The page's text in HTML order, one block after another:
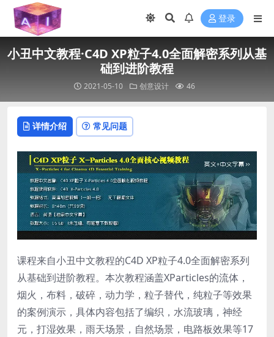
登录
小丑中文教程·C4D XP粒子4.0全面解密系列从基
础到进阶教程
2021-05-10 创意设计 46
详情介绍 常见问题
课程来自小丑中文教程的C4D XP粒子4.0全面解密系列
从基础到进阶教程。本次教程涵盖XParticles的流体，
烟火，布料，破碎，动力学，粒子替代，纯粒子等效果
的案例演示，具体内容包括了编织，水流玻璃，神经
元，打湿效果，雨天场景，自然场景，电路板效果等17